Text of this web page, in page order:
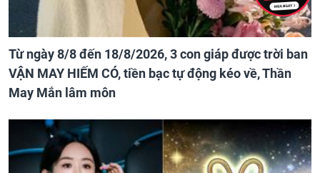
Từ ngày 8/8 đến 18/8/2026, 3 con giáp được trời ban
VẬN MAY HIẾM CÓ, tiền bạc tự động kéo về, Thần
May Mắn lâm môn